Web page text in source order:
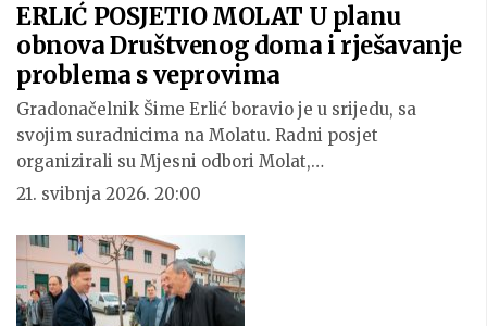
ERLIĆ POSJETIO MOLAT U planu
obnova Društvenog doma i rješavanje
problema s veprovima
Gradonačelnik Šime Erlić boravio je u srijedu, sa
svojim suradnicima na Molatu. Radni posjet
organizirali su Mjesni odbori Molat,…
21. svibnja 2026. 20:00